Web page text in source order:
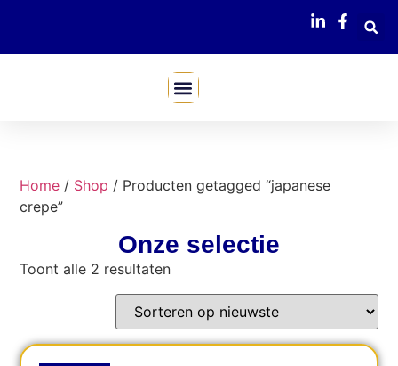
Home / Shop / Producten getagged “japanese
crepe”
Onze selectie
Toont alle 2 resultaten